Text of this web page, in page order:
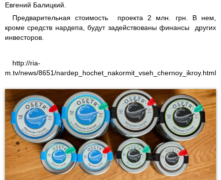
Евгений Балицкий.
Предварительная стоимость проекта 2 млн. грн. В нем,
кроме средств нардепа, будут задействованы финансы других
инвесторов.
http://ria-
m.tv/news/8651/nardep_hochet_nakormit_vseh_chernoy_ikroy.html